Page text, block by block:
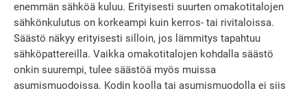
enemmän sähköä kuluu. Erityisesti suurten omakotitalojen
sähkönkulutus on korkeampi kuin kerros- tai rivitaloissa.
Säästö näkyy erityisesti silloin, jos lämmitys tapahtuu
sähköpattereilla. Vaikka omakotitalojen kohdalla säästö
onkin suurempi, tulee säästöä myös muissa
asumismuodoissa. Kodin koolla tai asumismuodolla ei siis